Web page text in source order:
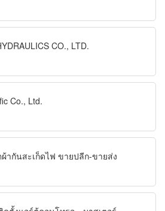
CO., LTD.
Co., Ltd.
ากันสะเก็ดไฟ ขายปลีก-ขายส่ง